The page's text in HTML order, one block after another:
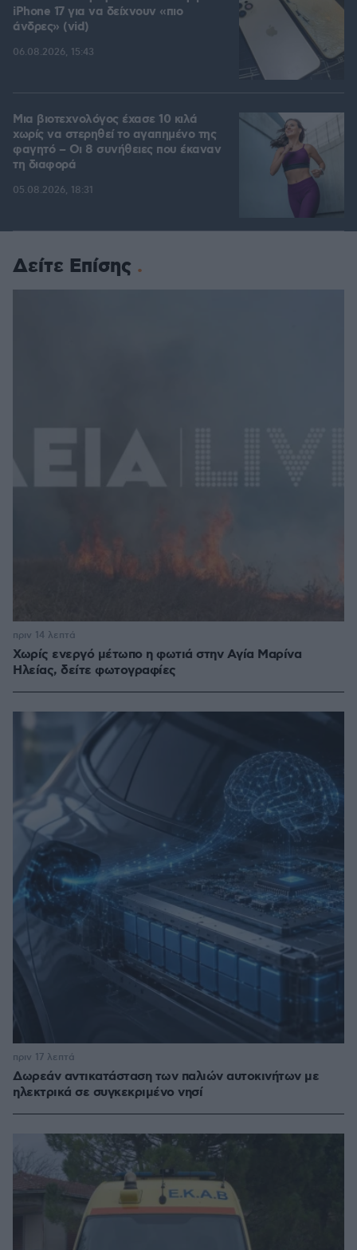
iPhone 17 για να δείχνουν «πιο
άνδρες» (vid)
06.08.2026, 15:43
Μια βιοτεχνολόγος έχασε 10 κιλά
χωρίς να στερηθεί το αγαπημένο της
φαγητό – Οι 8 συνήθειες που έκαναν
τη διαφορά
05.08.2026, 18:31
Δείτε Επίσης
Χωρίς ενεργό μέτωπο η φωτιά στην Aγία Μαρίνα
Ηλείας, δείτε φωτογραφίες
πριν 14 λεπτά
Δωρεάν αντικατάσταση των παλιών αυτοκινήτων με
ηλεκτρικά σε συγκεκριμένο νησί
πριν 17 λεπτά